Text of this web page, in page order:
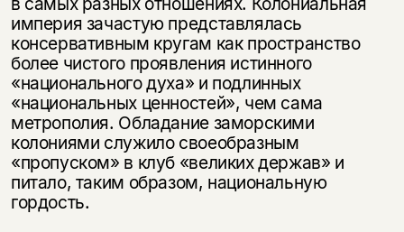
империя зачастую представлялась
консервативным кругам как пространство
более чистого проявления истинного
«национального духа» и подлинных
«национальных ценностей», чем сама
метрополия. Обладание заморскими
колониями служило своеобразным
«пропуском» в клуб «великих держав» и
питало, таким образом, национальную
гордость.